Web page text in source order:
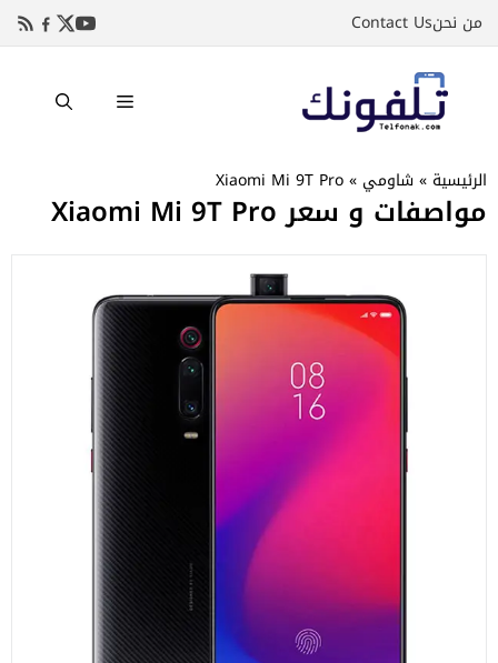
إلىمن نحنContact Us
القائمة
الرئيسية »شاومي »
Xiaomi Mi 9T Pro
مواصفات و سعر Xiaomi Mi 9T Pro